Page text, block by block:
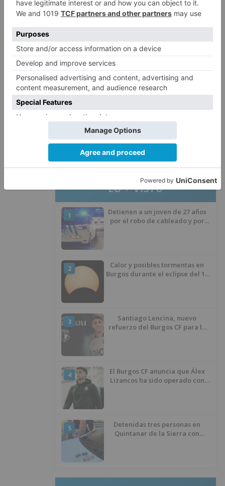
Asimismo, desde el Equipo de Gobierno critican
que el portavoz del PSOE, David Jurado estando
de baja paternal en la Diputación haya acudido
al Pleno que celebró el Ayuntamiento de la
capital el 31 de agosto.
adscrita
provincial
LO + VISTO
1
Detienen a un joven de 27 años
por el robo de cableado y por
2
Calor y posibles tormentas en
Burgos durante el eclipse del 12
3
Santiago Lencina, nuevo
refuerzo del Burgos CF para la
4
El Burgos CF anuncia que Álex
Lizancos ha sido operado con
5
Detenidas tres personas en
Quintanar de la Sierra con